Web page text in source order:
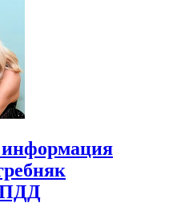
информация
ПДД